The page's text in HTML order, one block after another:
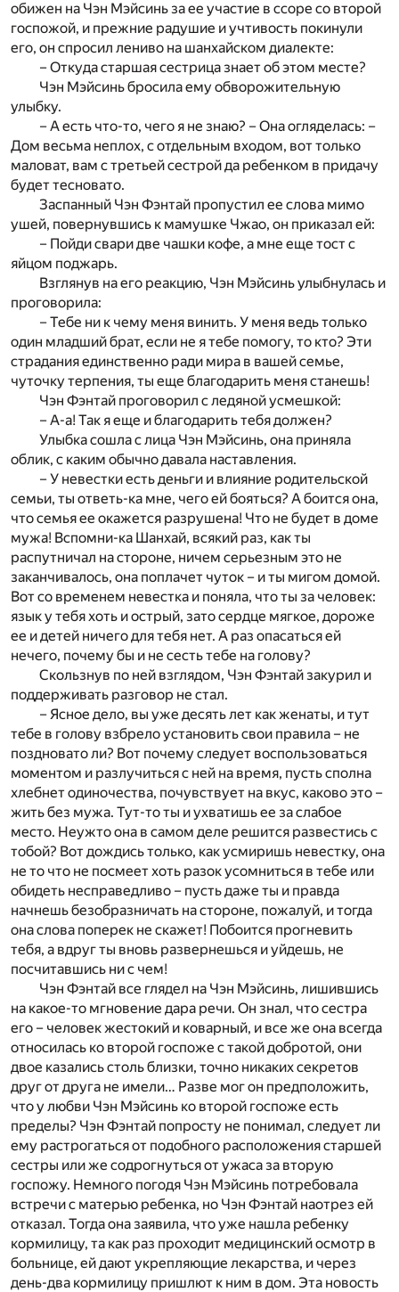
обижен на Чэн Мэйсинь за ее участие в ссоре со второй
госпожой, и прежние радушие и учтивость покинули
его, он спросил лениво на шанхайском диалекте:
– Откуда старшая сестрица знает об этом месте?
Чэн Мэйсинь бросила ему обворожительную
улыбку.
– А есть что-то, чего я не знаю? – Она огляделась: –
Дом весьма неплох, с отдельным входом, вот только
маловат, вам с третьей сестрой да ребенком в придачу
будет тесновато.
Заспанный Чэн Фэнтай пропустил ее слова мимо
ушей, повернувшись к мамушке Чжао, он приказал ей:
– Пойди свари две чашки кофе, а мне еще тост с
яйцом поджарь.
Взглянув на его реакцию, Чэн Мэйсинь улыбнулась и
проговорила:
– Тебе ни к чему меня винить. У меня ведь только
один младший брат, если не я тебе помогу, то кто? Эти
страдания единственно ради мира в вашей семье,
чуточку терпения, ты еще благодарить меня станешь!
Чэн Фэнтай проговорил с ледяной усмешкой:
– А-а! Так я еще и благодарить тебя должен?
Улыбка сошла с лица Чэн Мэйсинь, она приняла
облик, с каким обычно давала наставления.
– У невестки есть деньги и влияние родительской
семьи, ты ответь-ка мне, чего ей бояться? А боится она,
что семья ее окажется разрушена! Что не будет в доме
мужа! Вспомни-ка Шанхай, всякий раз, как ты
распутничал на стороне, ничем серьезным это не
заканчивалось, она поплачет чуток – и ты мигом домой.
Вот со временем невестка и поняла, что ты за человек:
язык у тебя хоть и острый, зато сердце мягкое, дороже
ее и детей ничего для тебя нет. А раз опасаться ей
нечего, почему бы и не сесть тебе на голову?
Скользнув по ней взглядом, Чэн Фэнтай закурил и
поддерживать разговор не стал.
– Ясное дело, вы уже десять лет как женаты, и тут
тебе в голову взбрело установить свои правила – не
поздновато ли? Вот почему следует воспользоваться
моментом и разлучиться с ней на время, пусть сполна
хлебнет одиночества, почувствует на вкус, каково это –
жить без мужа. Тут-то ты и ухватишь ее за слабое
место. Неужто она в самом деле решится развестись с
тобой? Вот дождись только, как усмиришь невестку, она
не то что не посмеет хоть разок усомниться в тебе или
обидеть несправедливо – пусть даже ты и правда
начнешь безобразничать на стороне, пожалуй, и тогда
она слова поперек не скажет! Побоится прогневить
тебя, а вдруг ты вновь развернешься и уйдешь, не
посчитавшись ни с чем!
Чэн Фэнтай все глядел на Чэн Мэйсинь, лишившись
на какое-то мгновение дара речи. Он знал, что сестра
его – человек жестокий и коварный, и все же она всегда
относилась ко второй госпоже с такой добротой, они
двое казались столь близки, точно никаких секретов
друг от друга не имели… Разве мог он предположить,
что у любви Чэн Мэйсинь ко второй госпоже есть
пределы? Чэн Фэнтай попросту не понимал, следует ли
ему растрогаться от подобного расположения старшей
сестры или же содрогнуться от ужаса за вторую
госпожу. Немного погодя Чэн Мэйсинь потребовала
встречи с матерью ребенка, но Чэн Фэнтай наотрез ей
отказал. Тогда она заявила, что уже нашла ребенку
кормилицу, та как раз проходит медицинский осмотр в
больнице, ей дают укрепляющие лекарства, и через
день-два кормилицу пришлют к ним в дом. Эта новость